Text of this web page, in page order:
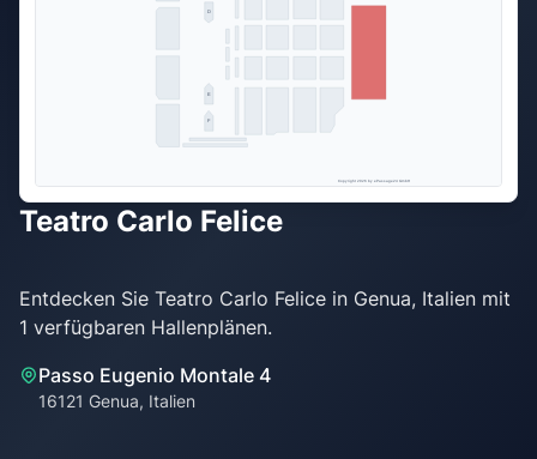
Teatro Carlo Felice
Entdecken Sie Teatro Carlo Felice in Genua, Italien mit
Passo Eugenio Montale 4
16121 Genua, Italien
D
E
F
Copyright 2026 by ePassage24 GmbH